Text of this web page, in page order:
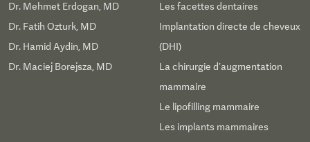
Dr. Mehmet Erdogan, MD
Dr. Fatih Ozturk, MD
Dr. Hamid Aydin, MD
Dr. Maciej Borejsza, MD
Les facettes dentaires
Implantation directe de cheveux
(DHI)
La chirurgie d’augmentation
mammaire
Le lipofilling mammaire
Les implants mammaires